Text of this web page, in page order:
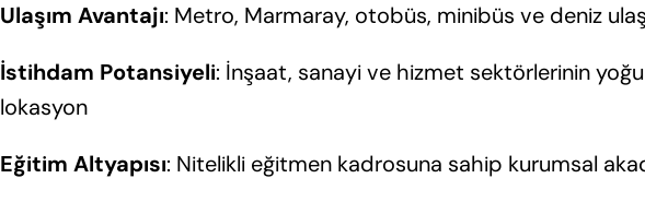
Ulaşım Avantajı: Metro, Marmaray, otobüs, minibüs ve deniz
İstihdam Potansiyeli: İnşaat, sanayi ve hizmet sektörlerinin
lokasyon
Eğitim Altyapısı: Nitelikli eğitmen kadrosuna sahip kurumsal